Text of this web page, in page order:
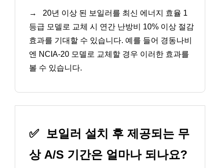
→
20년 이상 된 보일러를 최신 에너지 효율 1
등급 모델로 교체 시 연간 난방비 10% 이상 절감
효과를 기대할 수 있습니다. 예를 들어 경동나비
엔 NCIA-20 모델로 교체할 경우 이러한 효과를
볼 수 있습니다.
✅ 보일러 설치 후 제공되는 무
상 A/S 기간은 얼마나 되나요?